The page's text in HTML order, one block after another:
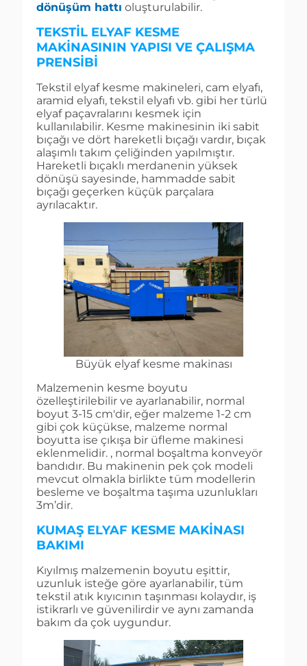
dönüşüm hattı oluşturulabilir.
TEKSTIL ELYAF KESME
MAKINASININ YAPISI VE ÇALIŞMA
PRENSIBI
Tekstil elyaf kesme makineleri, cam elyafı,
aramid elyafı, tekstil elyafı vb. gibi her türlü
elyaf paçavralarını kesmek için
kullanılabilir. Kesme makinesinin iki sabit
bıçağı ve dört hareketli bıçağı vardır, bıçak
alaşımlı takım çeliğinden yapılmıştır.
Hareketli bıçaklı merdanenin yüksek
dönüşü sayesinde, hammadde sabit
bıçağı geçerken küçük parçalara
ayrılacaktır.
Büyük elyaf kesme makinası
Malzemenin kesme boyutu
özelleştirilebilir ve ayarlanabilir, normal
boyut 3-15 cm'dir, eğer malzeme 1-2 cm
gibi çok küçükse, malzeme normal
boyutta ise çıkışa bir üfleme makinesi
eklenmelidir. , normal boşaltma konveyör
bandıdır. Bu makinenin pek çok modeli
mevcut olmakla birlikte tüm modellerin
besleme ve boşaltma taşıma uzunlukları
3m’dir.
KUMAŞ ELYAF KESME MAKINASI
BAKIMI
Kıyılmış malzemenin boyutu eşittir,
uzunluk isteğe göre ayarlanabilir, tüm
tekstil atık kıyıcının taşınması kolaydır, iş
istikrarlı ve güvenilirdir ve aynı zamanda
bakım da çok uygundur.